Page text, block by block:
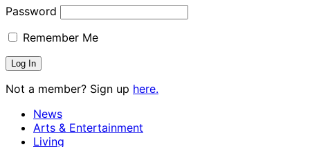
Password
Remember Me
Not a member? Sign up here.
News
Arts & Entertainment
Living